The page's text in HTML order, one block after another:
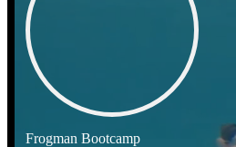
Frogman Bootcamp